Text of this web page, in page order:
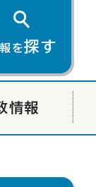
を探す
情報